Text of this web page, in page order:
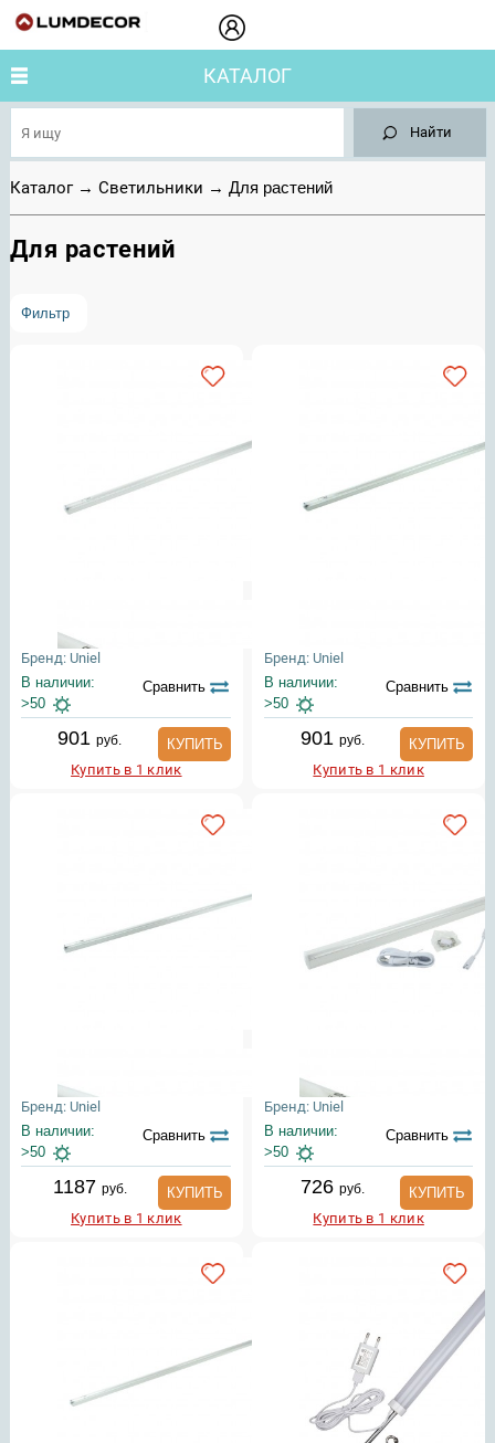
Найти
КАТАЛОГ
Каталог→ Светильники → Для растений
Для растений
Фильтр
Бренд: Uniel
В наличии:
>50
Сравнить
901руб.
КУПИТЬ
Купить в 1 клик
Бренд: Uniel
В наличии:
>50
Сравнить
901 руб.
КУПИТЬ
Купить в 1 клик
Бренд: Uniel
В наличии:
>50
Сравнить
1187 руб.
КУПИТЬ
Купить в 1 клик
Бренд: Uniel
В наличии:
>50
Сравнить
726 руб.
КУПИТЬ
Купить в 1 клик